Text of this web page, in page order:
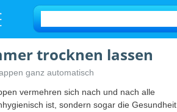
trocknen lassen
ganz automatisch
vermehren sich nach und nach alle
ist, sondern sogar die Gesundheit